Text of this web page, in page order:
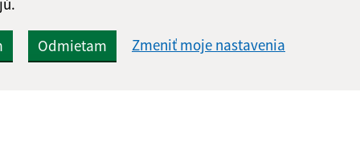
Odmietam Zmeniť moje nastavenia